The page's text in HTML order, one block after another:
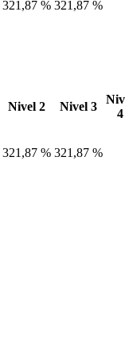
321,87 % 321,87 %
Nivel 2 Nivel 3
4
321,87 % 321,87 %